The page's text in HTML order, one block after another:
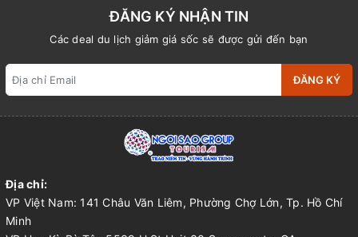
ĐĂNG KÝ NHẬN TIN
Các deal du lịch giảm giá sốc sẽ được gửi đến bạn
ĐĂNG KÝ
Địa chỉ:
VP Việt Nam: 141 Châu Văn Liêm, Phường Chợ Lớn, Tp. Hồ Chí
Minh